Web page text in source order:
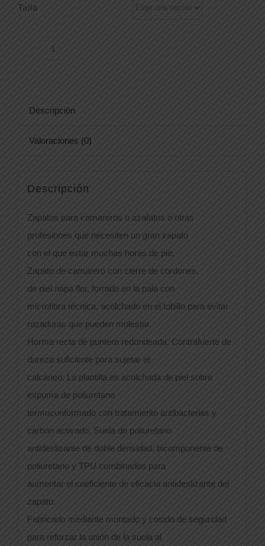
Talla
Descripción
Valoraciones (0)
Descripción
Zapatos para camareros o azafatos o otras
profesiones que necesiten un gran zapato
con el que estar muchas horas de pie.
Zapato de camarero con cierre de cordones,
de piel napa flor, forrado en la pala con
microfibra técnica, acolchado en el tobillo para evitar
rozaduras que pueden molestar.
Horma recta de puntera redondeada. Contrafuerte de
dureza suficiente para sujetar el
calcáneo. La plantilla es acolchada de piel sobre
espuma de poliuretano
termoconformado con tratamiento antibacterias y
carbón activado. Suela de poliuretano
antideslizante de doble densidad, bicomponente de
poliuretano y TPU combinados para
aumentar el coeficiente de eficacia antideslizante del
zapato.
Fabricado mediante montado y cosido de seguridad
para reforzar la unión de la suela al